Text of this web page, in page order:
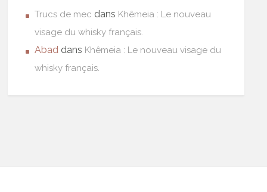
Trucs de mec dans Khêmeia : Le nouveau
visage du whisky français.
Abad dans Khêmeia : Le nouveau visage du
whisky français.